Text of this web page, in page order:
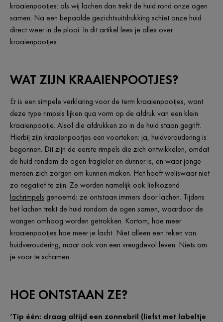
kraaienpootjes: als wij lachen dan trekt de huid rond onze ogen
samen. Na een bepaalde gezichtsuitdrukking schiet onze huid
direct weer in de plooi. In dit artikel lees je alles over
kraaienpootjes.
WAT ZIJN KRAAIENPOOTJES?
Er is een simpele verklaring voor de term kraaienpootjes, want
deze type rimpels lijken qua vorm op de afdruk van een klein
kraaienpootje. Alsof die afdrukken zo in de huid staan gegrift.
Hierbij zijn kraaienpootjes een voorteken: ja, huidveroudering is
begonnen. Dit zijn de eerste rimpels die zich ontwikkelen, omdat
de huid rondom de ogen fragieler en dunner is, en waar jonge
mensen zich zorgen om kunnen maken. Het hoeft weliswaar niet
zo negatief te zijn. Ze worden namelijk ook liefkozend
lachrimpels genoemd; ze ontstaan immers door lachen. Tijdens
het lachen trekt de huid rondom de ogen samen, waardoor de
wangen omhoog worden getrokken. Kortom, hoe meer
kraaienpootjes hoe meer je lacht. Niet alleen een teken van
huidveroudering, maar ook van een vreugdevol leven. Niets om
je voor te schamen.
HOE ONTSTAAN ZE?
‘Tip één: draag altijd een zonnebril (liefst met labeltje